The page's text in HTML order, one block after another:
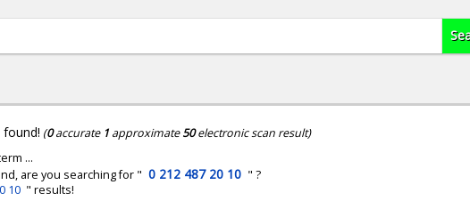
(0accurate 1 approximate50electronic scan result)
...
are you searching for " 0 212 487 20 10 " ?
10 " results!